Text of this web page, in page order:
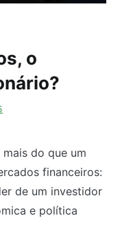
o
do que um
financeiros:
de um investidor
e política